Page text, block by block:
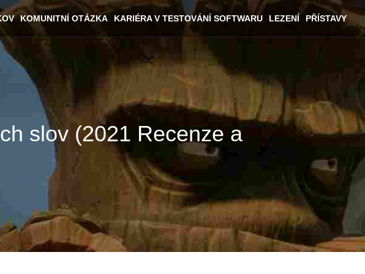
KOMUNITNÍ OTÁZKA KARIÉRA V TESTOVÁNÍ SOFTWARU LEZENÍ PŘÍSTAVY
slov (2021 Recenze a